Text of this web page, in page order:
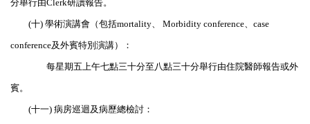
分舉行由Clerk研讀報告。
(十) 學術演講會（包括mortality、 Morbidity conference、case
conference及外賓特別演講）：
每星期五上午七點三十分至八點三十分舉行由住院醫師報告或外
賓。
(十一) 病房巡迴及病歷總檢討：